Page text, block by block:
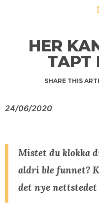
HER
TAPT
SHARE THIS
24/06/2020
Mistet du klokka
aldri ble funnet?
det nye